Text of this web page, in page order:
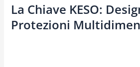
La Chiave KESO:
Protezioni